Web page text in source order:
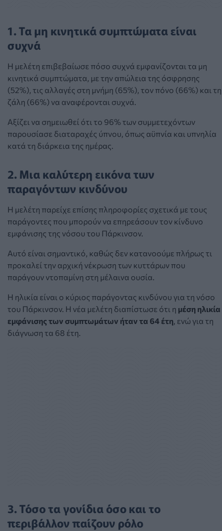
1. Τα μη κινητικά συμπτώματα είναι
συχνά
Η μελέτη επιβεβαίωσε πόσο συχνά εμφανίζονται τα μη
κινητικά συμπτώματα, με την απώλεια της όσφρησης
(52%), τις αλλαγές στη μνήμη (65%), τον πόνο (66%) και τη
ζάλη (66%) να αναφέρονται συχνά.
Αξίζει να σημειωθεί ότι το 96% των συμμετεχόντων
παρουσίασε διαταραχές ύπνου, όπως αϋπνία και υπνηλία
κατά τη διάρκεια της ημέρας.
2. Μια καλύτερη εικόνα των
παραγόντων κινδύνου
Η μελέτη παρείχε επίσης πληροφορίες σχετικά με τους
παράγοντες που μπορούν να επηρεάσουν τον κίνδυνο
εμφάνισης της νόσου του Πάρκινσον.
Αυτό είναι σημαντικό, καθώς δεν κατανοούμε πλήρως τι
προκαλεί την αρχική νέκρωση των κυττάρων που
παράγουν ντοπαμίνη στη μέλαινα ουσία.
Η ηλικία είναι ο κύριος παράγοντας κινδύνου για τη νόσο
του Πάρκινσον. Η νέα μελέτη διαπίστωσε ότι η μέση ηλικία
εμφάνισης των συμπτωμάτων ήταν τα 64 έτη , ενώ για τη
διάγνωση τα 68 έτη.
3. Τόσο τα γονίδια όσο και το
περιβάλλον παίζουν ρόλο